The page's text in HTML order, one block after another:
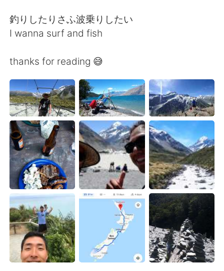
釣りしたりさふ波乗りしたい
I wanna surf and fish
thanks for reading 😅